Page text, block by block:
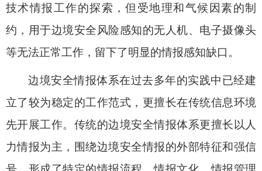
技术情报工作的探索，但受地理和气候因素的制
约，用于边境安全风险感知的无人机、电子摄像头
等无法正常工作，留下了明显的情报感知缺口。
边境安全情报体系在过去多年的实践中已经建
立了较为稳定的工作范式，更擅长在传统信息环境
先开展工作。传统的边境安全情报体系更擅长以人
力情报为主，围绕边境安全情报的外部特征和强信